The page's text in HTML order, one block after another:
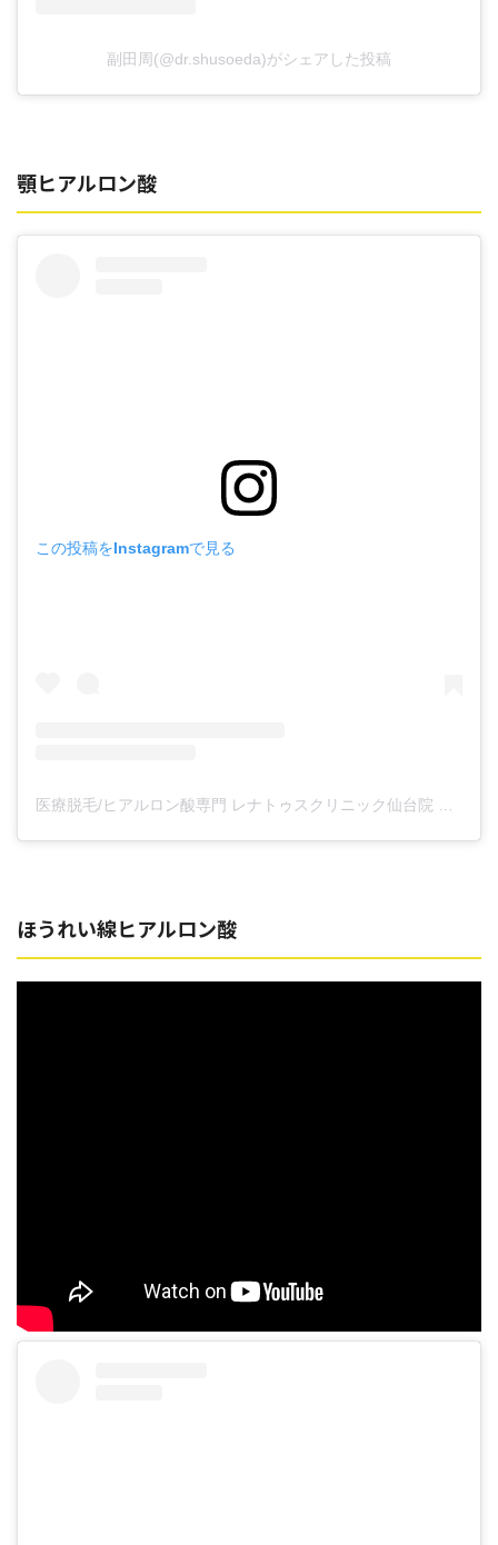
副田周(@dr.shusoeda)がシェアした投稿
顎ヒアルロン酸
この投稿をInstagramで見る
ほうれい線ヒアルロン酸